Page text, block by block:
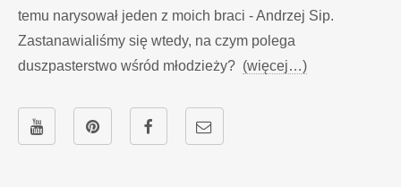
temu narysował jeden z moich braci - Andrzej Sip.
Zastanawialiśmy się wtedy, na czym polega
duszpasterstwo wśród młodzieży? (więcej…)